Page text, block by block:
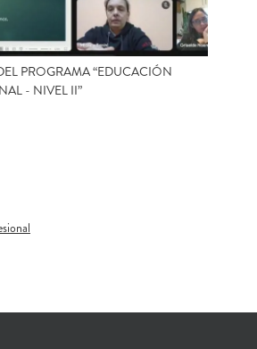
PROGRAMA “EDUCACIÓN
- NIVEL II”